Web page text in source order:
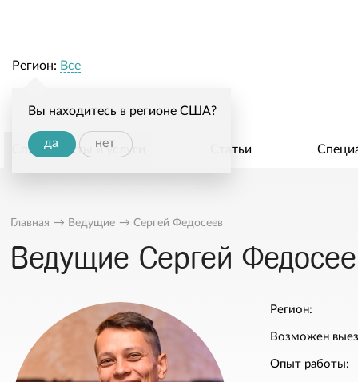
Регион: Все
Вы находитесь в регионе США?
да нет
Специалисты и услуги Статьи
Главная → Ведущие → Сергей Федосеев
Ведущие Сергей
Регион:
Возможен
Опыт работы: